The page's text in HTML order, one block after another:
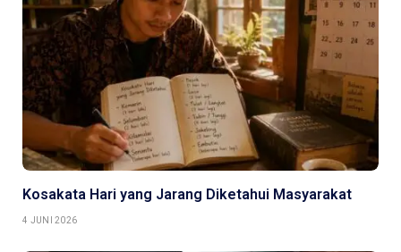
Kosakata Hari yang Jarang Diketahui Masyarakat
4 JUNI 2026